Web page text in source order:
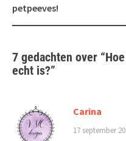
petpeeves!
7 gedachten over “
echt is?”
Carina
17 september